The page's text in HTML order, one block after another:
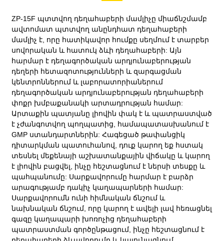
ZP-15F պտտվող դեղահաբերի մամլիչը միաճնշմամբ
ավտոմատ պտտվող անընդհատ դեղահաբերի
մամլիչ է, որը հատիկավոր հումքը սեղմում է տարբեր
սովորական և հատուկ ձևի դեղահաբերի: Այն
հարմար է դեղագործական արդյունաբերության
դեղերի հետազոտությունների և զարգացման
կենտրոններում և լաբորատորիաներում
դեղագործական արդյունաբերության դեղահաբերի
փոքր խմբաքանակի արտադրության համար:
Արտաքին պատյանը լիովին փակ է և պատրաստված
է չժանգոտվող պողպատից, համապատասխանում է
GMP ստանդարտներին: Հագեցած թափանցիկ
դիտարկման պատուհանով, դուք կարող եք հստակ
տեսնել մեքենայի աշխատանքային վիճակը և կարող
է լիովին բացվել, ինչը հեշտացնում է ներսի տեսքը և
պահպանումը: Սարքավորումը հարմար է բարձր
արագությամբ դակիչ կաղապարների համար:
Սարքավորումն ունի հիմնական ճնշում և
նախնական ճնշում, որը կարող է ավելի լավ հեռացնել
գազը կաղապարի խոռոչից դեղահաբերի
պատրաստման գործընթացում, ինչը հեշտացնում է